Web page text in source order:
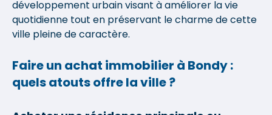
développement urbain visant à améliorer la vie
quotidienne tout en préservant le charme de cette
ville pleine de caractère.
Faire un achat immobilier à Bondy :
quels atouts offre la ville ?